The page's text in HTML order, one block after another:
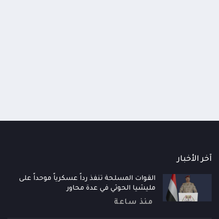
آخر الأخبار
القوات المسلحة تنفذ رداً عسكرياً موحداً على
مليشيا الحوثي في عدة محاور
منذ ساعة